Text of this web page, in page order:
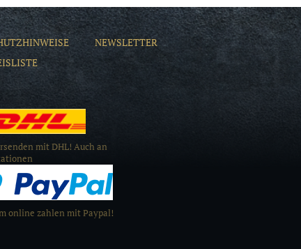
NEWSLETTER
mit DHL! Auch an
online zahlen mit Paypal!